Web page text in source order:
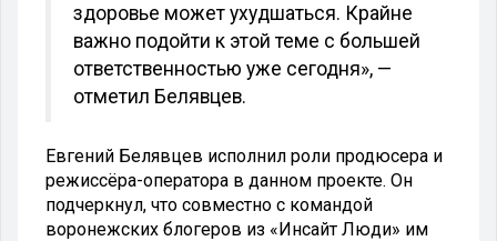
здоровье может ухудшаться. Крайне
важно подойти к этой теме с большей
ответственностью уже сегодня», —
отметил Белявцев.
Евгений Белявцев исполнил роли продюсера и
режиссёра-оператора в данном проекте. Он
подчеркнул, что совместно с командой
воронежских блогеров из «Инсайт Люди» им